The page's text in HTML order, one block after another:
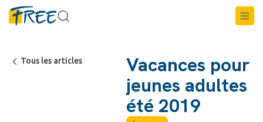
Tous les articles
Vacances pour
jeunes adultes
été 2019